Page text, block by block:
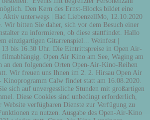
Den Kern des Ernst-Blocks bildet eine
unterwegs | Bad LiebenzellMo, 12.10.2020
Wir bitten Sie daher, sich vor dem Besuch einer
zu informieren, ob diese stattfindet. Hallo
einzigartigen Gitarrenspiel... Weinfest |
bis 16.30 Uhr. Die Eintrittspreise in Open Air-
filmabhängig. Open Air Kino am See, Waging am
an den folgenden Orten Open-Air-Kino-Reihen
Wir freuen uns Ihnen im 2. 2. Hirsau Open Air
Kinoprogramm Calw findet statt am 16.08.2020.
sich auf unvergessliche Stunden mit großartigen
Diese Cookies sind unbedingt erforderlich,
Website verfügbaren Dienste zur Verfügung zu
zu nutzen. Ausgabe des Open-Air-Kino